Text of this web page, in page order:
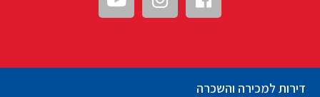
דירות למכירה והשכרה